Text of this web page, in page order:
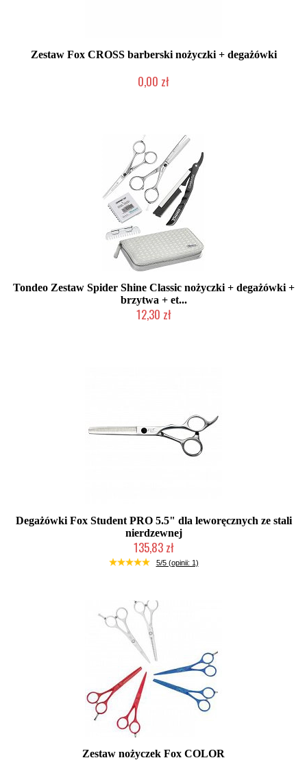
Zestaw Fox CROSS barberski nożyczki + degażówki
0,00 zł
Tondeo Zestaw Spider Shine Classic nożyczki + degażówki +
brzytwa + et...
12,30 zł
Degażówki Fox Student PRO 5.5" dla leworęcznych ze stali
nierdzewnej
135,83 zł
Duża ilość (wysyłka w 24h)
5/5 (opinii: 1)
Zestaw nożyczek Fox COLOR